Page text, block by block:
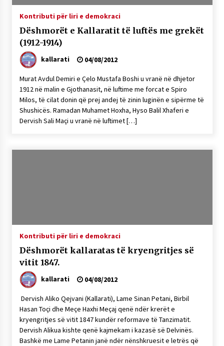
Kontributi për liri e demokraci
Dëshmorët e Kallaratit të luftës me grekët
(1912-1914)
kallarati 04/08/2012
Murat Avdul Demiri e Çelo Mustafa Boshi u vranë në dhjetor
1912 në malin e Gjothanasit, në luftime me forcat e Spiro
Milos, të cilat donin që prej andej të zinin luginën e sipërme të
Shushicës. Ramadan Muhamet Hoxha, Hyso Balil Xhaferi e
Dervish Sali Maçi u vranë në luftimet […]
Kontributi për liri e demokraci
Dëshmorët kallaratas të kryengritjes së
vitit 1847.
kallarati 04/08/2012
Dervish Aliko Qejvani (Kallarati), Lame Sinan Petani, Birbil
Hasan Toçi dhe Meçe Haxhi Meçaj qenë ndër krerët e
kryengritjes së vitit 1847 kundër reformave të Tanzimatit.
Dervish Alikua kishte qenë kajmekam i kazasë së Delvinës.
Bashkë me Lame Petanin janë ndër nënshkruesit e letrës që